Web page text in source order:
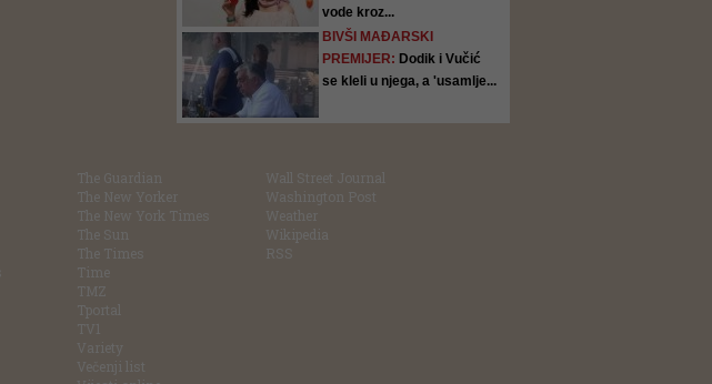
vode kroz...
BIVŠI MAĐARSKI
PREMIJER: Dodik i Vučić
se kleli u njega, a 'usamlje...
The Guardian
The New Yorker
The New York Times
The Sun
The Times
Time
TMZ
Tportal
TV1
Variety
Večenji list
Wall Street Journal
Washington Post
Weather
Wikipedia
RSS